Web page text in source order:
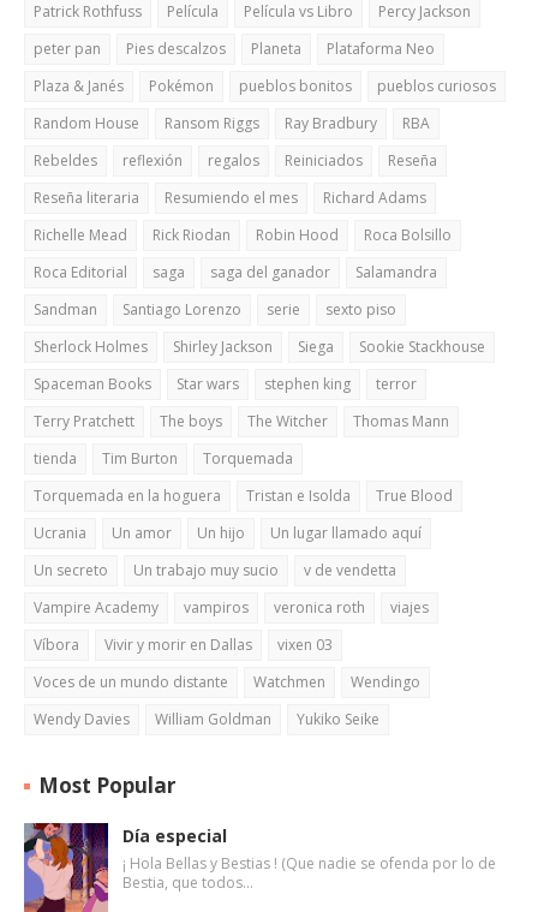
Patrick Rothfuss
Película Película vs Libro
Percy Jackson
peter pan
Pies descalzos Planeta
Plataforma Neo
Plaza & Janés
Pokémon pueblos bonitos
pueblos curiosos
Random House
Ransom Riggs Ray Bradbury
RBA
Rebeldes
reflexión regalos Reiniciados
Reseña
Reseña literaria
Resumiendo el mes
Richard Adams
Richelle Mead
Rick Riodan Robin Hood
Roca Bolsillo
Roca Editorial
saga saga del ganador
Salamandra
Sandman
Santiago Lorenzo serie
sexto piso
Sherlock Holmes
Shirley Jackson Siega
Sookie Stackhouse
Spaceman Books
Star wars stephen king
terror
Terry Pratchett
The boys The Witcher
Thomas Mann
tienda
Tim Burton
Torquemada
Torquemada en la hoguera
Tristan e Isolda
True Blood
Ucrania
Un amor Un hijo
Un lugar llamado aquí
Un secreto
Un trabajo muy sucio
v de vendetta
Vampire Academy
vampiros veronica roth
viajes
Víbora
Vivir y morir en Dallas
vixen 03
Voces de un mundo distante
Watchmen
Wendingo
Wendy Davies
William Goldman Yukiko Seike
Most Popular
Día especial
¡ Hola Bellas y Bestias ! (Que nadie se ofenda por lo de
Bestia, que todos…